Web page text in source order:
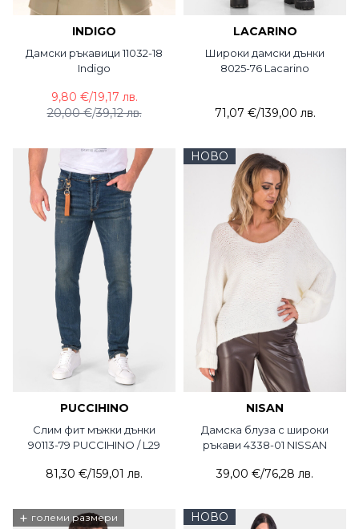
INDIGO
Дамски ръкавици 11032-18
Indigo
20,00 €/39,12 лв.
9,80 €/19,17 лв.
LACARINO
Широки дамски дънки
8025-76 Lacarino
71,07 €/139,00 лв.
PUCCIHINO
Слим фит мъжки дънки
90113-79 PUCCIHINO / L29
81,30 €/159,01 лв.
НОВО
NISAN
Дамска блуза с широки
ръкави 4338-01 NISSAN
39,00 €/76,28 лв.
+ големи размери НОВО